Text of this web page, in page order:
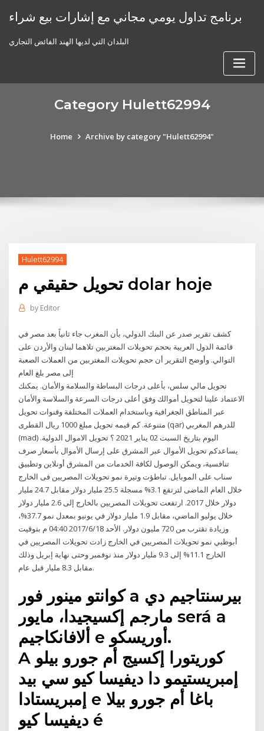
برنامج تداول يومي مجاني مع إشارات بيع شراء
البلدان التي لديها الهند الفائض التجاري
Category Hulett62994
Home Archive by category "Hulett62994"
Hulett62994
تحويل حقيقي م dolar hoje
by Editor
كشف تقرير صدر عن البنك الدولي، بأن المغرب جاء ثانياً بعد مصر في
قائمة الدول العربية بحجم تحويلات المغتربين تلاهما لبنان والأردن على
التوالي. وأوضح التقرير أن حجم تحويلات المغتربين من العملات الصعبة
إلى مصر بلغ العام
تحويل مالي سلس، بأعلى درجات البساطة والسلامة والأمان. يمكنك
الاعتماد علينا لتحويل أموالك وفق أعلى درجات السرعة والسلاسة والأمان
عبر المناطق الجغرافية وباستخدام العملات المختلفة وقنوات تحويل
متنوعة. كم قيمه تحويل مبلغ 1000 ريال القطرى (qar) للدرهم المغربي
(mad) اليوم بتاريخ السبت 02 يناير 2021 ؟ تحويل الاموال الدولية.
يساعدكم تحويل الأموال عبر المشرق على إرسال الأموال بأسعار صرف
تنافسية، ويمكن الوصول لكافة الخدمات من المشرق أونلاين وتطبيق
سناب على الموبايل. تباطؤت وتيرة نمو تحويلات المصريين فى الخارج
خلال العام الماضى لترتفع 3.1% مسجلة 25.5 مليار دولار مقابل 24.7 مليار
دولار خلال 2017. ارتفعت تحويلات المصريين بالخارج إلى 2.6 مليار دولار
خلال يوليو الماضي، مقابل 1.9 مليار دولار في يونيو بمعدل نمو 37.7%،
وزيادة تقترب من 720 مليون دولار. الأحد 2017/6/18 04:40 م بتوقيت
أبوظبي نمو تحويلات المصريين في الخارج زادت تحويلات المصريين في
الخارج 11.1% إلى 9.3 مليار دولار منذ نوفمبر وحتى نهاية إبريل وذلك
مقابل 8.3 مليار قبل عام.
كوانتو مينور فور a بيرسنتاجيم دي
مارجم إكسيجيدا، مايور será a
ألافانكاجيم e أوريسكو.
A كوريتورا إكسيج أم جورو بيلو
إمبريستيمو دا ديفيسا كيو سي بيد
إمبريستادا e باغا أم جورو بيلا
ديفيسا كيو é